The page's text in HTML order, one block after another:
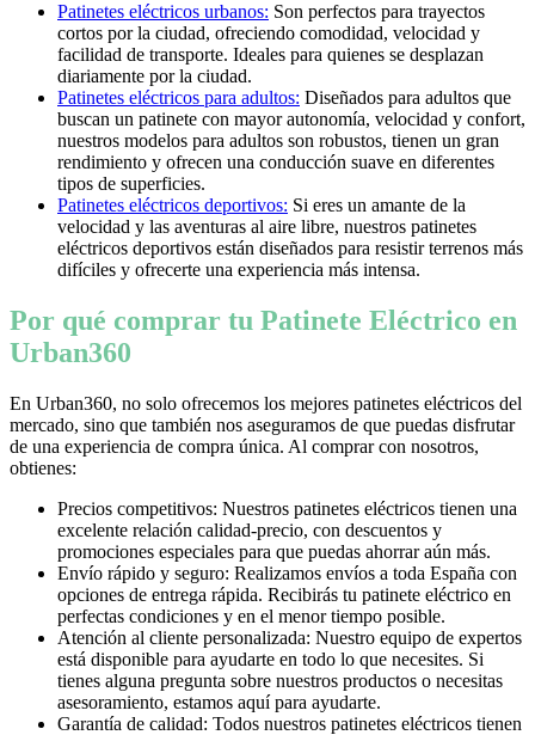
Patinetes eléctricos urbanos: Son perfectos para trayectos
cortos por la ciudad, ofreciendo comodidad, velocidad y
facilidad de transporte. Ideales para quienes se desplazan
diariamente por la ciudad.
Patinetes eléctricos para adultos: Diseñados para adultos que
buscan un patinete con mayor autonomía, velocidad y confort,
nuestros modelos para adultos son robustos, tienen un gran
rendimiento y ofrecen una conducción suave en diferentes
tipos de superficies.
Patinetes eléctricos deportivos: Si eres un amante de la
velocidad y las aventuras al aire libre, nuestros patinetes
eléctricos deportivos están diseñados para resistir terrenos más
difíciles y ofrecerte una experiencia más intensa.
Por qué comprar tu Patinete Eléctrico en
Urban360
En Urban360, no solo ofrecemos los mejores patinetes eléctricos del
mercado, sino que también nos aseguramos de que puedas disfrutar
de una experiencia de compra única. Al comprar con nosotros,
obtienes:
Precios competitivos: Nuestros patinetes eléctricos tienen una
excelente relación calidad-precio, con descuentos y
promociones especiales para que puedas ahorrar aún más.
Envío rápido y seguro: Realizamos envíos a toda España con
opciones de entrega rápida. Recibirás tu patinete eléctrico en
perfectas condiciones y en el menor tiempo posible.
Atención al cliente personalizada: Nuestro equipo de expertos
está disponible para ayudarte en todo lo que necesites. Si
tienes alguna pregunta sobre nuestros productos o necesitas
asesoramiento, estamos aquí para ayudarte.
Garantía de calidad: Todos nuestros patinetes eléctricos tienen